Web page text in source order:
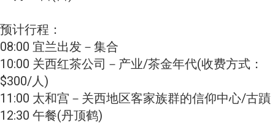
预计行程：
08:00 宜兰出发－集合
10:00 关西红茶公司－产业/茶金年代(收费方式：
$300/人)
11:00 太和宫－关西地区客家族群的信仰中心/古蹟
12:30 午餐(丹顶鹤)